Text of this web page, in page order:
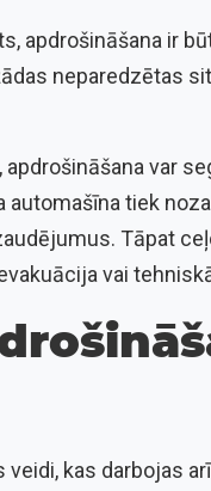
apdrošināšana ir
neparedzētas
, apdrošināšana var
tiek
Tāpat
vai
kas darbojas